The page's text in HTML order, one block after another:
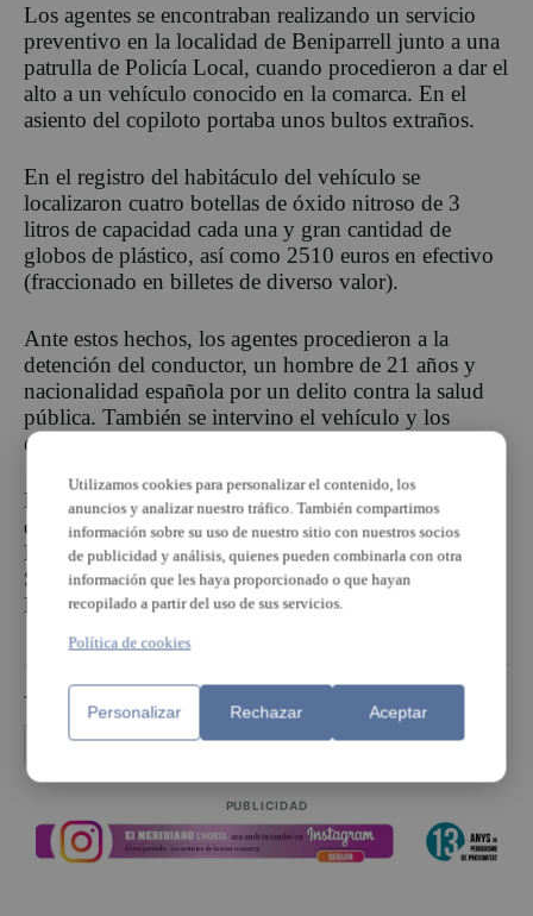
Los agentes se encontraban realizando un servicio
preventivo en la localidad de Beniparrell junto a una
patrulla de Policía Local, cuando procedieron a dar el
alto a un vehículo conocido en la comarca. En el
asiento del copiloto portaba unos bultos extraños.
En el registro del habitáculo del vehículo se
localizaron cuatro botellas de óxido nitroso de 3
litros de capacidad cada una y gran cantidad de
globos de plástico, así como 2510 euros en efectivo
(fraccionado en billetes de diverso valor).
Ante estos hechos, los agentes procedieron a la
detención del conductor, un hombre de 21 años y
nacionalidad española por un delito contra la salud
pública. También se intervino el vehículo y los
efectos hallados.
La investigación ha sido llevada a cabo por agentes
del puesto principal de Silla y de la Policía Local de
Beniparrell. Las diligencias fueron entregadas en la
Sección Civil y de Instrucción del Tribunal de
Picassent (Decanato). EFE
TEMAS
Guardia Civil Beniparrell
PUBLICIDAD
Utilizamos cookies para personalizar el contenido, los
anuncios y analizar nuestro tráfico. También compartimos
información sobre su uso de nuestro sitio con nuestros socios
de publicidad y análisis, quienes pueden combinarla con otra
información que les haya proporcionado o que hayan
recopilado a partir del uso de sus servicios.
Política de cookies
Personalizar Rechazar Aceptar